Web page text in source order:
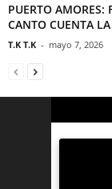
PUERTO AMORES:
CANTO CUENTA
T.K T.K - mayo 7, 2026